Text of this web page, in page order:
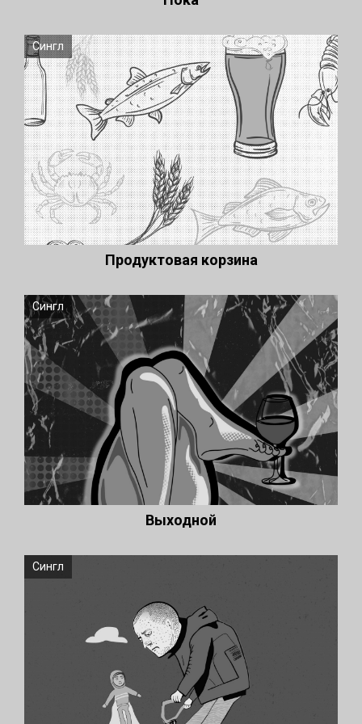
Сингл
Продуктовая корзина
Сингл
Выходной
Сингл